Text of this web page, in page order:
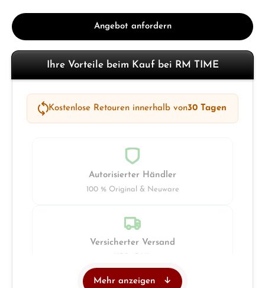
Angebot anfordern
Ihre Vorteile beim Kauf bei RM TIME
Kostenlose Retouren innerhalb von30 Tagen
Autorisierter Händler
100 % Original & Neuware
Versicherter Versand
Mehr anzeigen